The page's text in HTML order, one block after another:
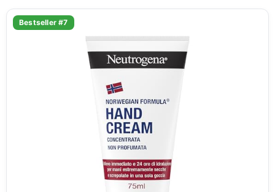
Bestseller #7